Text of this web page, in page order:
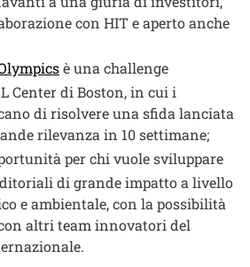
con HIT e aperto anche
è una challenge
Center di Boston, in cui i
di risolvere una sfida lanciata
rilevanza in 10 settimane;
per chi vuole sviluppare
di grande impatto a livello
e ambientale, con la possibilità
altri team innovatori del